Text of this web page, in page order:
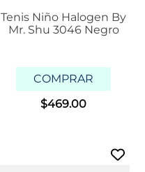
Tenis Niño Halogen By
Mr. Shu 3046 Negro
COMPRAR
$469.00